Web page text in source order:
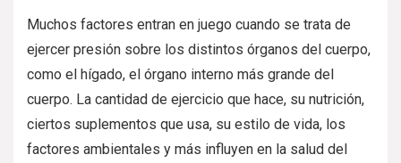
Muchos factores entran en juego cuando se trata de
ejercer presión sobre los distintos órganos del cuerpo,
como el hígado, el órgano interno más grande del
cuerpo. La cantidad de ejercicio que hace, su nutrición,
ciertos suplementos que usa, su estilo de vida, los
factores ambientales y más influyen en la salud del